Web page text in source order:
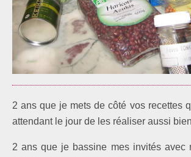
2 ans que je mets de côté vos recettes
attendant le jour de les réaliser aussi
2 ans que je bassine mes invités avec